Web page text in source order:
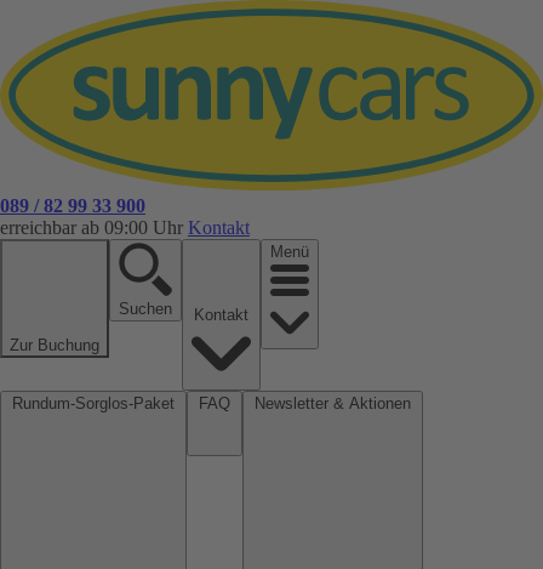
089 / 82 99 33 900
erreichbar ab 09:00 Uhr Kontakt
Zur Buchung
Suchen
Menü